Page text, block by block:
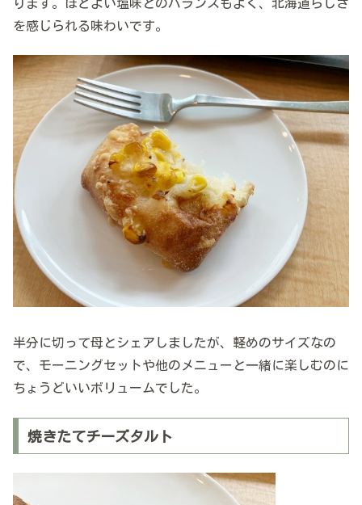
ります。ほどよい塩味とのバランスもよく、北海道らしさ
を感じられる味わいです。
半分に切って母とシェアしましたが、軽めのサイズなの
で、モーニングセットや他のメニューと一緒に楽しむのに
ちょうどいいボリュームでした。
焼きたてチーズタルト